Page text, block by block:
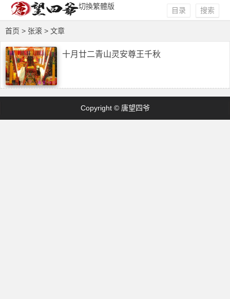
切換繁體版 搜索
目录
首页 > 张滚 > 文章
十月廿二青山灵安尊王千秋
Copyright © 唐望四爷